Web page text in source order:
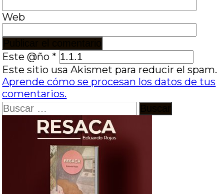
Web
Este @ño *
Este sitio usa Akismet para reducir el spam.
Aprende cómo se procesan los datos de tus
comentarios.
Buscar: